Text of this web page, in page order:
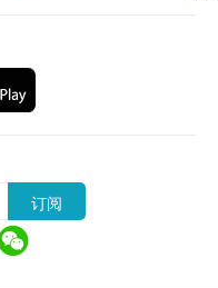
及诺亚新舟保留
医务诊断或治疗用
疾病征兆时，应立即
诊断及治疗。
生活易【健康网购
订阅